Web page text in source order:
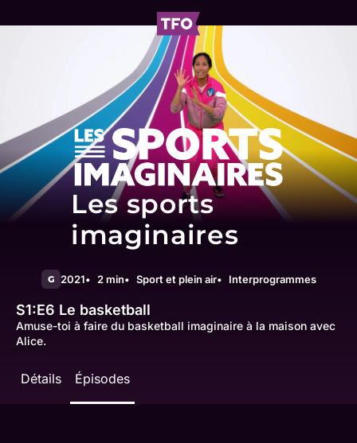
Les sports
imaginaires
G 2021 2 min Sport et plein air Interprogrammes
S1:E6 Le basketball
Amuse-toi à faire du basketball imaginaire à la maison avec
Alice.
Détails Épisodes